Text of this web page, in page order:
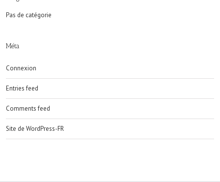
Pas de catégorie
Méta
Connexion
Entries feed
Comments feed
Site de WordPress-FR